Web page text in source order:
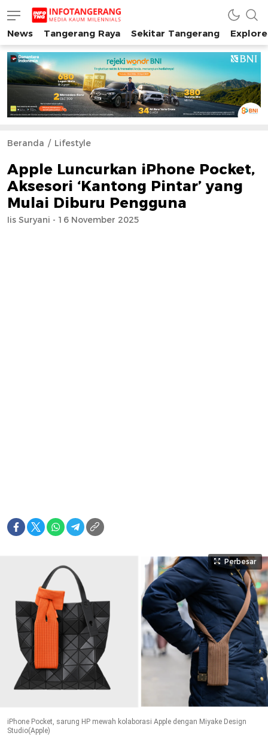
INFO TANGERANG
Media Kaum Millenials Tangerang Raya
News Tangerang Raya Sekitar Tangerang
Beranda Lifestyle
Apple Luncurkan iPhone Pocket,
Aksesori ‘Kantong Pintar’ yang
Mulai Diburu Pengguna
Iis Suryani - 16 November 2025
Perbesar
iPhone Pocket, sarung HP mewah kolaborasi Apple dengan Miyake Design
Studio(Apple)